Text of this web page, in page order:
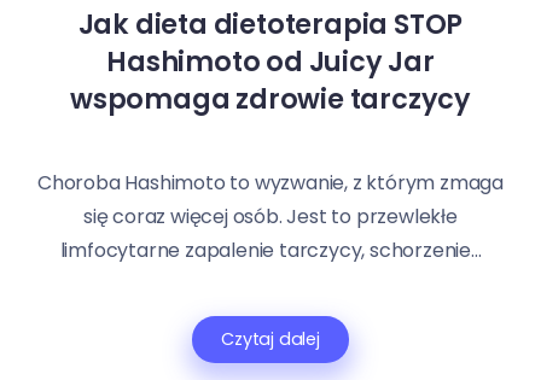
Jak dieta dietoterapia STOP
Hashimoto od Juicy Jar
wspomaga zdrowie tarczycy
Choroba Hashimoto to wyzwanie, z którym zmaga
się coraz więcej osób. Jest to przewlekłe
limfocytarne zapalenie tarczycy, schorzenie...
Czytaj dalej